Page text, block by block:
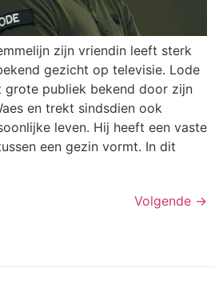
zijn vriendin leeft sterk
gezicht op televisie. Lode
grote publiek bekend door zijn
en trekt sindsdien ook
leven. Hij heeft een vaste
een gezin vormt. In dit
Volgende →